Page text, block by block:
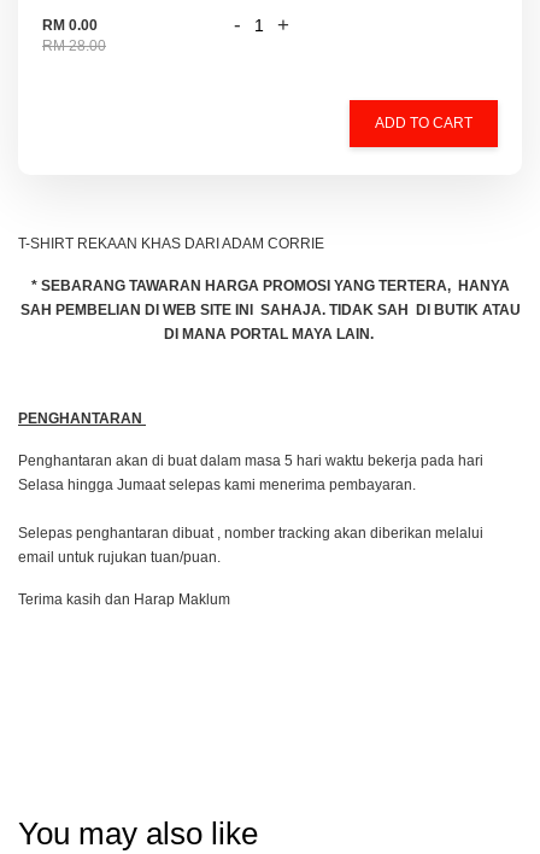
RM 0.00
RM 28.00
- +
ADD TO CART
T-SHIRT REKAAN KHAS DARI ADAM CORRIE
* SEBARANG TAWARAN HARGA PROMOSI YANG TERTERA, HANYA
SAH PEMBELIAN DI WEB SITE INI SAHAJA. TIDAK SAH DI BUTIK ATAU
DI MANA PORTAL MAYA LAIN.
PENGHANTARAN
Penghantaran akan di buat dalam masa 5 hari waktu bekerja pada hari
Selasa hingga Jumaat selepas kami menerima pembayaran.
Selepas penghantaran dibuat , nomber tracking akan diberikan melalui
email untuk rujukan tuan/puan.
Terima kasih dan Harap Maklum
You may also like